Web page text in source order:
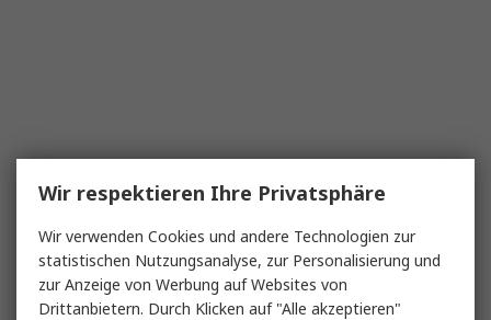
Wir respektieren Ihre Privatsphäre
Wir verwenden Cookies und andere Technologien zur
statistischen Nutzungsanalyse, zur Personalisierung und
zur Anzeige von Werbung auf Websites von
Drittanbietern. Durch Klicken auf "Alle akzeptieren"